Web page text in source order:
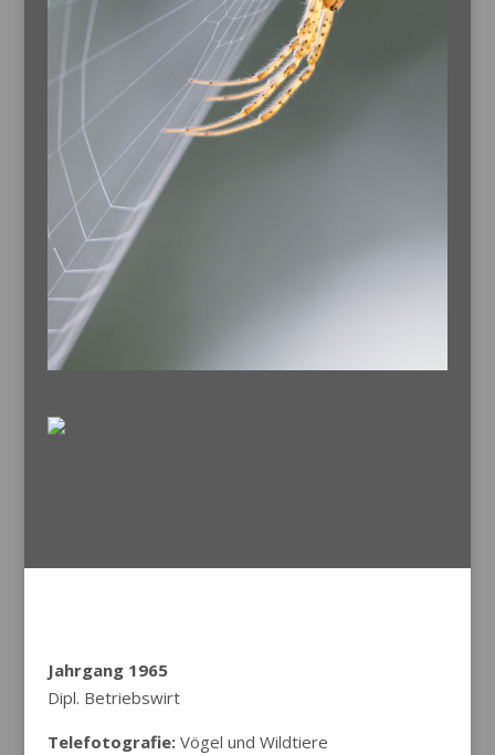
Jahrgang 1965
Dipl. Betriebswirt
Telefotografie:Vögel und Wildtiere